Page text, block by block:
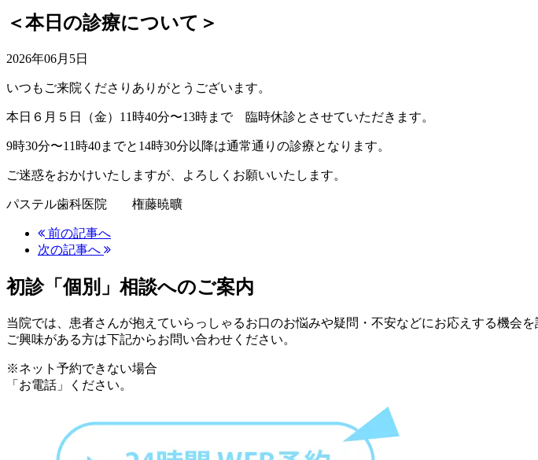
＜本日の診療について＞
2026年06月5日
いつもご来院くださりありがとうございます。
本日６月５日（金）11時40分〜13時まで 臨時休診とさせていただきます。
9時30分〜11時40までと14時30分以降は通常通りの診療となります。
ご迷惑をおかけいたしますが、よろしくお願いいたします。
パステル歯科医院 権藤暁曠
前の記事へ
次の記事へ
初診「個別」相談へのご案内
当院では、患者さんが抱えていらっしゃるお口のお悩みや疑問・不安などにお応えする機会
ご興味がある方は下記からお問い合わせください。
※ネット予約できない場合
「お電話」ください。